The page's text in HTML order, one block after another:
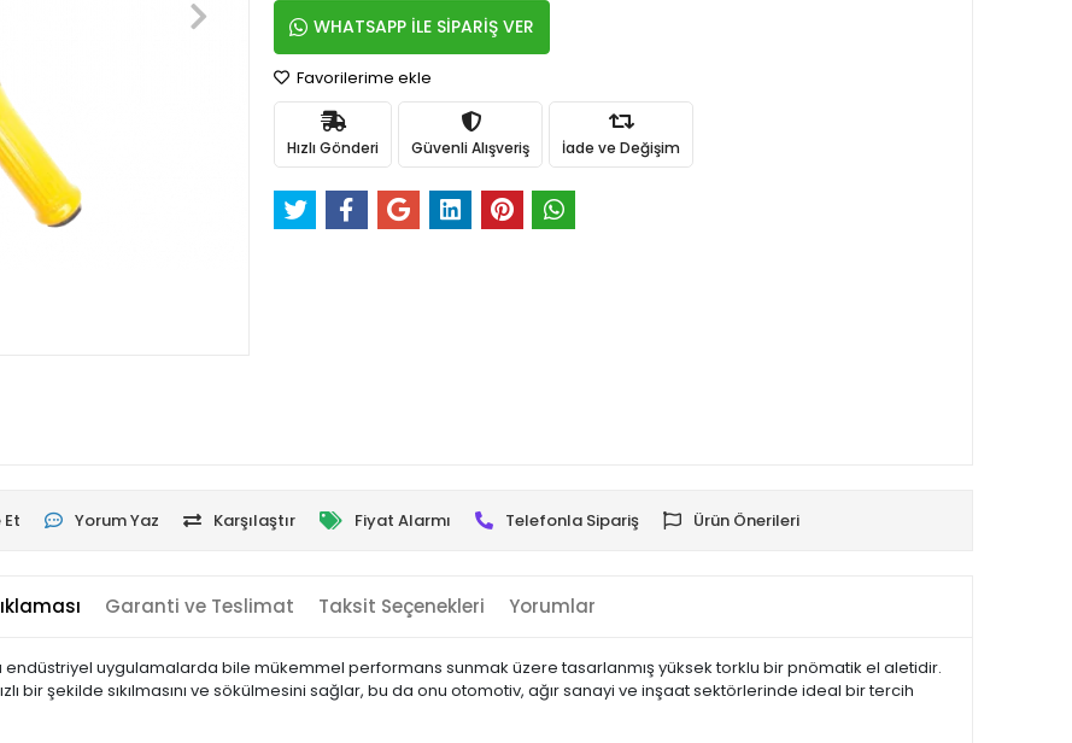
WHATSAPP İLE SİPARİŞ VER
Favorilerime ekle
Hızlı Gönderi Güvenli Alışveriş İade ve Değişim
Yorum Yaz Karşılaştır Fiyat Alarmı Telefonla Sipariş Ürün Önerileri
Garanti ve Teslimat Taksit Seçenekleri Yorumlar
endüstriyel uygulamalarda bile mükemmel performans sunmak üzere tasarlanmış yüksek torklu bir pnömatik el aletidir.
bir şekilde sıkılmasını ve sökülmesini sağlar, bu da onu otomotiv, ağır sanayi ve inşaat sektörlerinde ideal bir tercih